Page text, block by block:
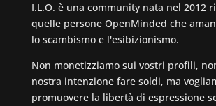
I.L.O. è una community nata nel 2012
quelle persone OpenMinded che
lo scambismo e l'esibizionismo.
Non monetizziamo sui vostri profili,
nostra intenzione fare soldi, ma
promuovere la libertà di espressione